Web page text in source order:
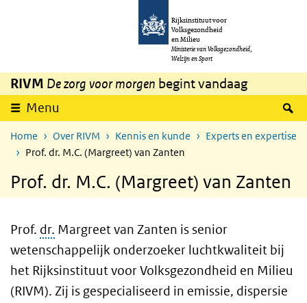
Overslaan en naar de inhoud gaan
Rijksinstituut voor
Volksgezondheid
en Milieu
Ministerie van Volksgezondheid,
Welzijn en Sport
RIVM De zorg voor morgen begint vandaag
Menu
Home Over RIVM Kennis en kunde
Experts en expertise
Prof. dr. M.C. (Margreet) van Zanten
Prof. dr. M.C. (Margreet) van Zanten
Prof. dr. Margreet van Zanten is senior
wetenschappelijk onderzoeker luchtkwaliteit bij
het Rijksinstituut voor Volksgezondheid en Milieu
(RIVM). Zij is gespecialiseerd in emissie, dispersie